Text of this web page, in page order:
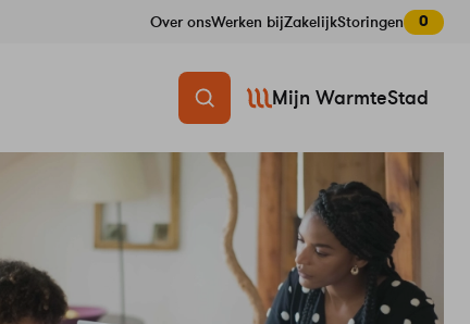
Over onsWerken bijZakelijkStoringen 0
Mijn WarmteStad